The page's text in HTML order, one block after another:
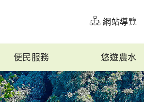
網站導覽
便民服務 悠遊農水